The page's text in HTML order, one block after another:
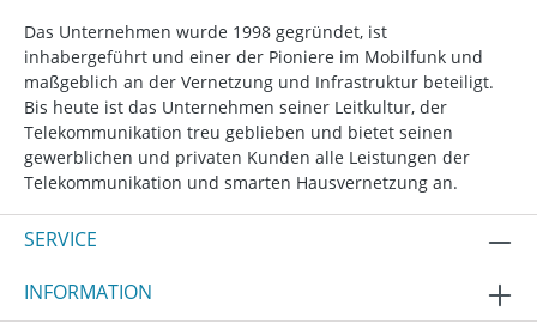
Das Unternehmen wurde 1998 gegründet, ist
inhabergeführt und einer der Pioniere im Mobilfunk und
maßgeblich an der Vernetzung und Infrastruktur beteiligt.
Bis heute ist das Unternehmen seiner Leitkultur, der
Telekommunikation treu geblieben und bietet seinen
gewerblichen und privaten Kunden alle Leistungen der
Telekommunikation und smarten Hausvernetzung an.
SERVICE
INFORMATION